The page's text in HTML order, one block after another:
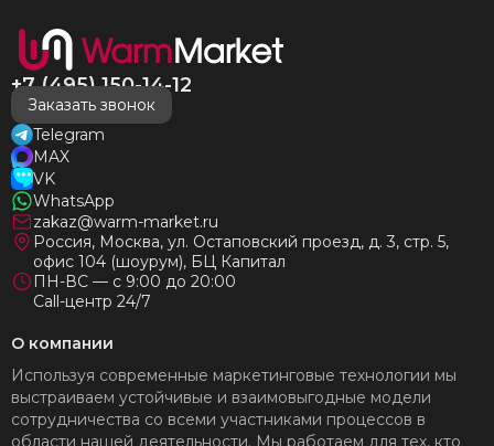
+7 (495) 150-14-12
Заказать звонок
Telegram
MAX
VK
WhatsApp
zakaz@warm-market.ru
Россия, Москва, ул. Остаповский проезд, д. 3, стр. 5,
офис 104 (шоурум), БЦ Капитал
ПН-ВС — с 9:00 до 20:00
Call-центр 24/7
О компании
Используя современные маркетинговые технологии мы
выстраиваем устойчивые и взаимовыгодные модели
сотрудничества со всеми участниками процессов в
области нашей деятельности. Мы работаем для тех, кто